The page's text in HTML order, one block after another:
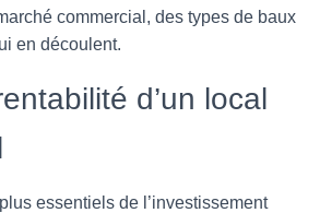
commercial, des types de baux
en découlent.
d’un local
essentiels de l’investissement